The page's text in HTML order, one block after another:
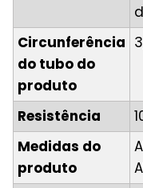
Circunferência
do tubo do
produto
Resistência
Medidas do
produto